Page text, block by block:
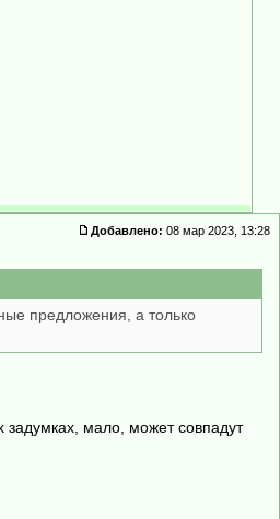
Добавлено: 08 мар 2023, 13:28
предложения, а только
мало, может совпадут